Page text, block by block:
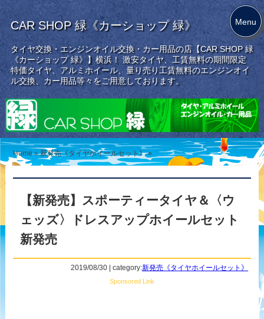
CAR SHOP 緑《カーショップ 緑》
タイヤ交換・エンジンオイル交換・カー用品の店【CAR SHOP 緑
《カーショップ 緑》】横浜！ 激安タイヤ、工賃無料の期間限定
特価タイヤ、アルミホイール、量り売り工賃無料のエンジンオイ
ル交換、カー用品等々をご用意しております。
Home »新発売《タイヤホイールセット》 »
【新発売】スポーティータイヤ＆〈ウ
ェッズ〉ドレスアップホイールセット
新発売
2019/08/30 | category:新発売《タイヤホイールセット》
Sponsored Link
Menu